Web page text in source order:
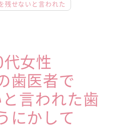
残せないと言われた
代女性
歯医者で
言われた歯
にかして